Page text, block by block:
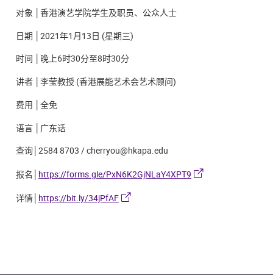
对象 │香港演艺学院学生及职员、公众人士
日期 │2021年1月13日 (星期三)
时间 │晚上6时30分至8时30分
讲者 │李莹教授 (香港展能艺术会艺术顾问)
费用 │全免
语言 │广东话
查询│2584 8703 / cherryou@hkapa.edu
报名│ https://forms.gle/PxN6K2GjNLaY4XPT9
详情│ https://bit.ly/34jPfAF